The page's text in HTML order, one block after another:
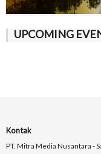
UPCOMING
Kontak
PT. Mitra Media Nusantara -